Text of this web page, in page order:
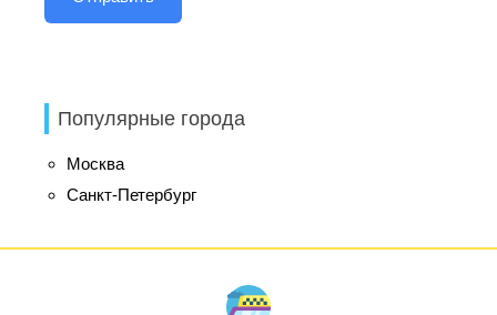
Популярные города
Москва
Санкт-Петербург